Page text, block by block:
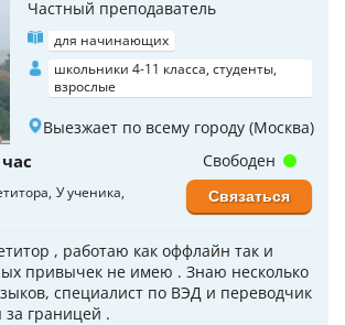
Частный преподаватель
для начинающих
школьники 4-11 класса, студенты,
взрослые
Выезжает по всему городу (Москва)
У ученика
, работаю как оффлайн так и
привычек не имею . Знаю несколько
специалист по ВЭД и переводчик
за границей .
Свободен
Связаться